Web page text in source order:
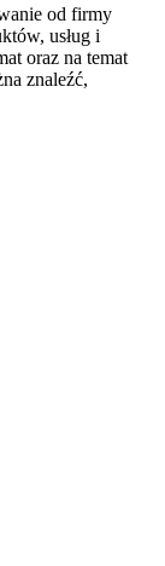
od firmy
usług i
oraz na temat
znaleźć,